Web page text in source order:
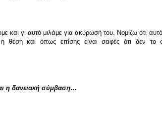
και γι αυτό μιλάμε για ακύρωσή του. Νομίζω ότι
και όπως επίσης είναι σαφές ότι δεν το
η δανειακή σύμβαση…